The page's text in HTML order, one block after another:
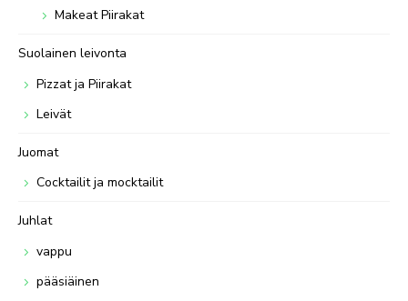
Makeat Piirakat
Suolainen leivonta
Pizzat ja Piirakat
Leivät
Juomat
Cocktailit ja mocktailit
Juhlat
vappu
pääsiäinen